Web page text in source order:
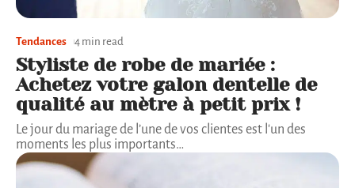
Tendances 4 min read
Styliste de robe de mariée :
Achetez votre galon dentelle de
qualité au mètre à petit prix !
Le jour du mariage de l’une de vos clientes est l'un des
moments les plus importants…